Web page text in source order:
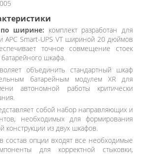
ширине: комплект разработан для
APC Smart-UPS VT шириной 20 дюймов
точное совмещение стоек
шкафа.
объединить стандартный шкаф
батарейным модулем XR для
автономной работы критически
собой набор направляющих и
необходимых для формирования
конструкции из двух шкафов.
в состав опции входят все необходимые
для корректной стыковки,